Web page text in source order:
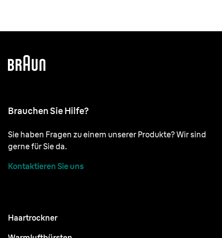
Brauchen Sie Hilfe?
Sie haben Fragen zu einem unserer Produkte? Wir sind
gerne für Sie da.
Kontaktieren Sie uns
Haartrockner